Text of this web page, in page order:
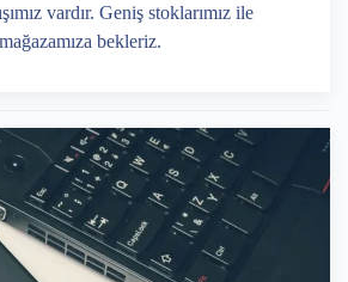
vardır. Geniş stoklarımız ile
mağazamıza bekleriz.